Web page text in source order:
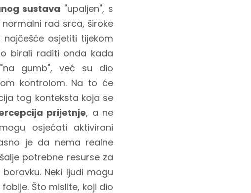
sustava "upaljen", s
rad srca, široke
osjetiti tijekom
birali raditi onda kada
gumb", već su dio
kontrolom. Na to će
tog konteksta koja se
prijetnje, a ne
osjećati aktivirani
je da nema realne
potrebne resurse za
Neki ljudi mogu
Što mislite, koji dio